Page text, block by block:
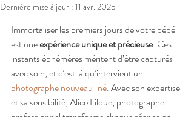
Dernière mise à jour : 11 avr. 2025
Immortaliser les premiers jours de votre bébé
est une expérience unique et précieuse. Ces
instants éphémères méritent d’être capturés
avec soin, et c’est là qu’intervient un
photographe nouveau-né. Avec son expertise
et sa sensibilité, Alice Liloue, photographe